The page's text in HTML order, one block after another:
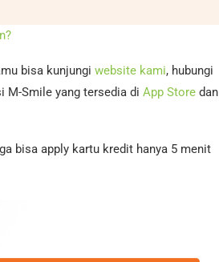
bisa kunjungi website kami, hubungi
M-Smile yang tersedia di App Store dan
bisa apply kartu kredit hanya 5 menit